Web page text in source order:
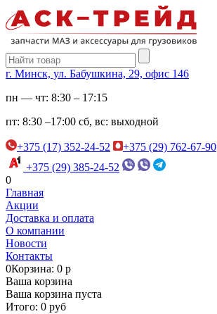
г. Минск, ул. Бабушкина, 29, офис 146
пн — чт: 8:30 – 17:15
пт: 8:30 –17:00 сб, вс: выходной
+375 (17) 352-24-52
+375 (29) 762-67-90
+375 (29) 385-24-52
0
Главная
Акции
Доставка и оплата
О компании
Новости
Контакты
0Корзина: 0 р
Ваша корзина
Ваша корзина пуста
Итого: 0 руб